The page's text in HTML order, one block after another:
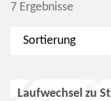
7 Ergebnisse
Laufwechsel zu